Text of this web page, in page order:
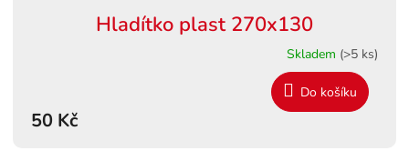
Hladítko plast 270x130
Skladem (>5 ks)
50 Kč
Do košíku